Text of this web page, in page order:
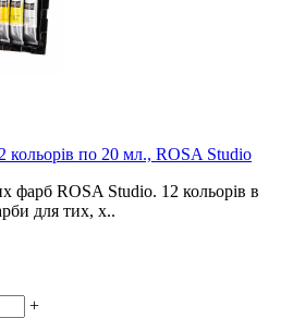
кольорів по 20 мл., ROSA Studio
фарб ROSA Studio. 12 кольорів в
для тих, х..
+